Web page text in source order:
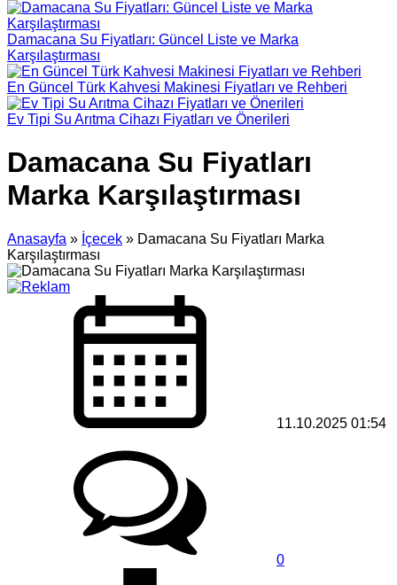
Damacana Su Fiyatları: Güncel Liste ve Marka
Karşılaştırması
En Güncel Türk Kahvesi Makinesi Fiyatları ve Rehberi
Ev Tipi Su Arıtma Cihazı Fiyatları ve Önerileri
Damacana Su Fiyatları
Marka Karşılaştırması
Anasayfa » İçecek » Damacana Su Fiyatları Marka
Karşılaştırması
11.10.2025 01:54
0